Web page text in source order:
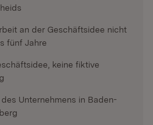
an der Geschäftsidee nicht
fünf Jahre
keine fiktive
Unternehmens in Baden-